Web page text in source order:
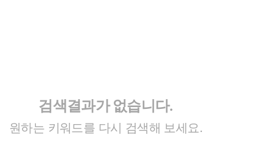
검색결과가 없습니다.
원하는 키워드를 다시 검색해 보세요.